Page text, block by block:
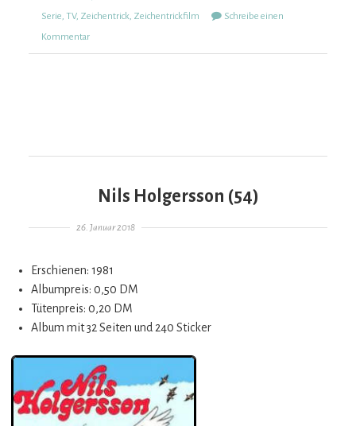
Serie, TV, Zeichentrick, Zeichentrickfilm
Schreibe einen
Kommentarzu
Hello
Nils Holgersson (54)
Gepostet am
26. Januar 2018
Erschienen: 1981
Albumpreis: 0,50 DM
Tütenpreis: 0,20 DM
Album mit 32 Seiten und 240 Sticker